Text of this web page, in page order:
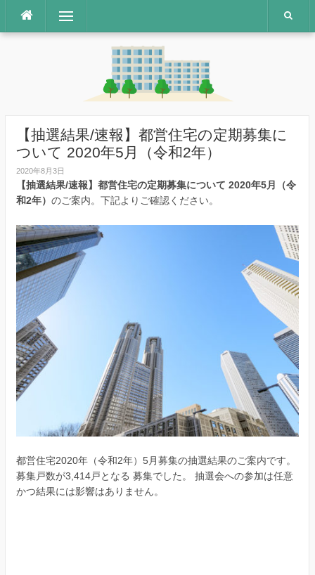
テ
メニュー
【抽選結果/速報】都営住宅の定期募集に
ついて 2020年5月（令和2年）
2020年8月3日
【抽選結果/速報】都営住宅の定期募集について 2020年5月（令
和2年） のご案内。下記よりご確認ください。
都営住宅2020年（令和2年）5月募集の抽選結果のご案内です。
募集戸数が3,414戸となる 募集でした。 抽選会への参加は任意
かつ結果には影響はありません。